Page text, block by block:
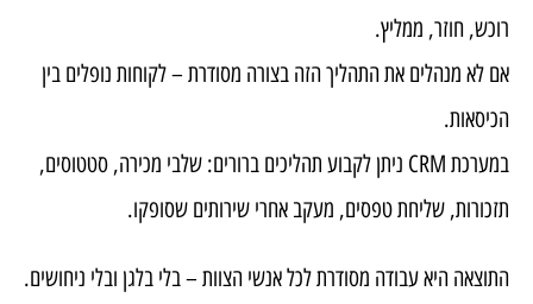
רוכש, חוזר, ממליץ.
אם לא מנהלים את התהליך הזה בצורה מסודרת – לקוחות נופלים בין
הכיסאות.
במערכת CRM ניתן לקבוע תהליכים ברורים: שלבי מכירה, סטטוסים,
תזכורות, שליחת טפסים, מעקב אחרי שירותים שסופקו.
התוצאה היא עבודה מסודרת לכל אנשי הצוות – בלי בלגן ובלי ניחושים.